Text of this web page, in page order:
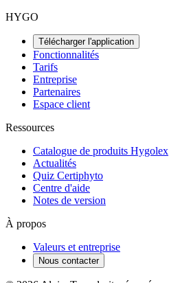
HYGO
Télécharger l'application
Fonctionnalités
Tarifs
Entreprise
Partenaires
Espace client
Ressources
Catalogue de produits Hygolex
Actualités
Quiz Certiphyto
Centre d'aide
Notes de version
À propos
Valeurs et entreprise
Nous contacter